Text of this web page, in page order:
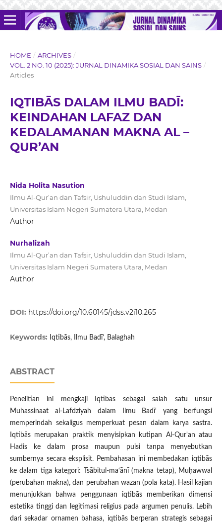
HOME / ARCHIVES /
VOL. 2 NO. 10 (2025): JURNAL DINAMIKA SOSIAL DAN SAINS /
Articles
IQTIBĀS DALAM ILMU BADĪ:
KEINDAHAN LAFAZ DAN
KEDALAMANAN MAKNA AL –
QUR’AN
Nida Holita Nasution
Ilmu Al-Qur’an dan Tafsir, Ushuluddin dan Studi Islam,
Universitas Islam Negeri Sumatera Utara, Medan
Author
Nurhalizah
Ilmu Al-Qur’an dan Tafsir, Ushuluddin dan Studi Islam,
Universitas Islam Negeri Sumatera Utara, Medan
Author
DOI: https://doi.org/10.60145/jdss.v2i10.265
Keywords: Iqtibās, Ilmu Badī’, Balaghah
ABSTRACT
Penelitian ini mengkaji Iqtibas sebagai salah satu unsur
Muhassinaat al-Lafdziyah dalam Ilmu Badī‘ yang berfungsi
memperindah sekaligus memperkuat pesan dalam karya sastra.
Iqtibās merupakan praktik menyisipkan kutipan Al-Qur'an atau
Hadis ke dalam prosa maupun puisi tanpa menyebutkan
sumbernya secara eksplisit. Pembahasan ini membedakan iqtibās
ke dalam tiga kategori: Tsābitul-ma‘ānī (makna tetap), Muḥawwal
(perubahan makna), dan perubahan wazan (pola kata). Hasil kajian
menunjukkan bahwa penggunaan iqtibās memberikan dimensi
estetika tinggi dan legitimasi religius pada argumen penulis. Lebih
dari sekadar ornamen bahasa, iqtibās berperan strategis sebagai